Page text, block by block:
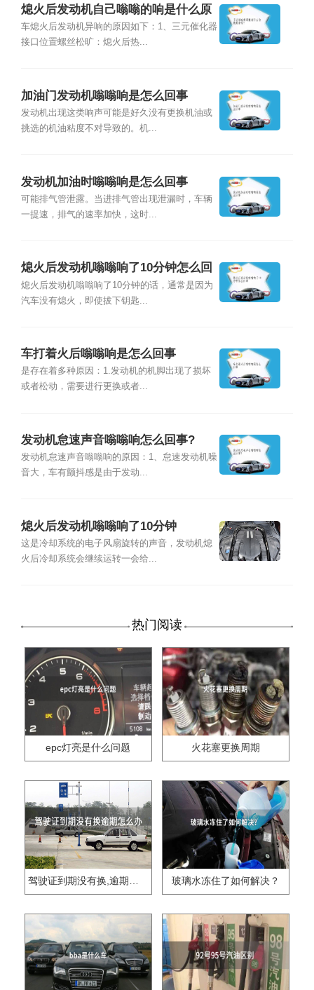
熄火后发动机自己嗡嗡的响是什么原
因？
车熄火后发动机异响的原因如下：1、三元催化器
接口位置螺丝松旷：熄火后热...
加油门发动机嗡嗡响是怎么回事
发动机出现这类响声可能是好久没有更换机油或
挑选的机油粘度不对导致的。机...
发动机加油时嗡嗡响是怎么回事
可能排气管泄露。当进排气管出现泄漏时，车辆
一提速，排气的速率加快，这时...
熄火后发动机嗡嗡响了10分钟怎么回
事
熄火后发动机嗡嗡响了10分钟的话，通常是因为
汽车没有熄火，即使拔下钥匙...
车打着火后嗡嗡响是怎么回事
是存在着多种原因：1.发动机的机脚出现了损坏
或者松动，需要进行更换或者...
发动机怠速声音嗡嗡响怎么回事?
发动机怠速声音嗡嗡响的原因：1、怠速发动机噪
音大，车有颤抖感是由于发动...
熄火后发动机嗡嗡响了10分钟
这是冷却系统的电子风扇旋转的声音，发动机熄
火后冷却系统会继续运转一会给...
热门阅读
epc灯亮是什么问题 火花塞更换周期
驾驶证到期没有换,逾期怎么办?? 玻璃水冻住了如何解决？